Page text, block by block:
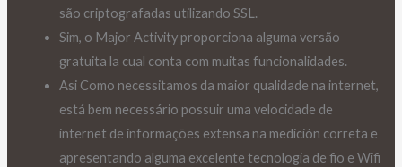
são criptografadas utilizando SSL.
Sim, o Major Activity proporciona alguma versão
gratuita la cual conta com muitas funcionalidades.
Asi Como necessitamos da maior qualidade na internet,
está bem necessário possuir uma velocidade de
internet de informações extensa na medición correta e
apresentando alguma excelente tecnologia de fio e Wifi